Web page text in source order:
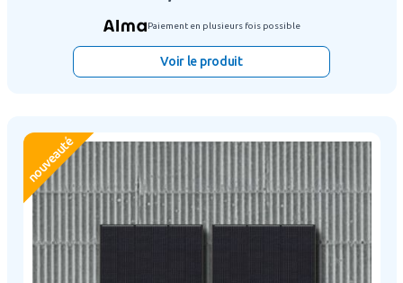
Paiement en plusieurs fois possible
Voir le produit
nouveauté